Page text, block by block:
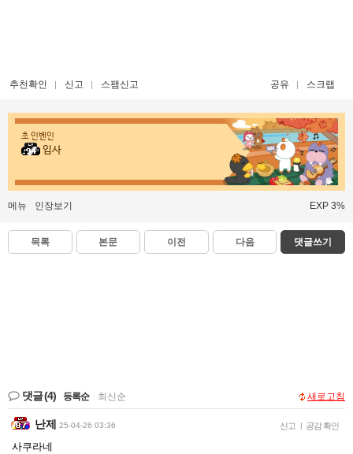
추천확인 신고 스팸신고 공유 스크랩
초 인벤인
입사
메뉴 인장보기 EXP 3%
목록 본문 이전 다음 댓글쓰기
댓글(4) 등록순 최신순 새로고침
난제 25-04-26 03:36 신고 | 공감 확인
사쿠라네